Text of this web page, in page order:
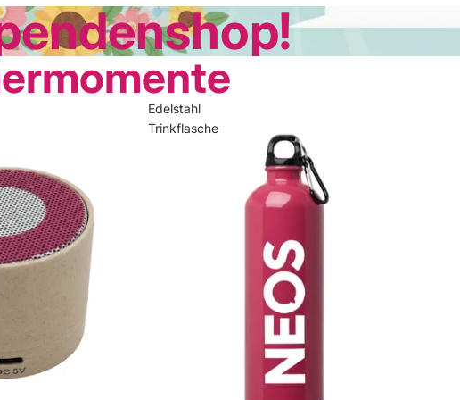
Edelstahl
Trinkflasche